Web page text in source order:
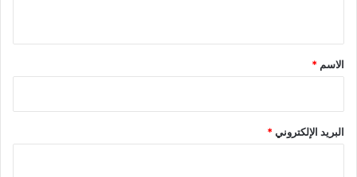
*
الاسم *
البريد الإلكتروني*